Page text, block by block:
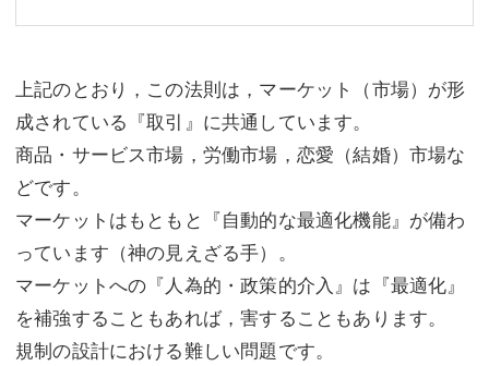
上記のとおり，この法則は，マーケット（市場）が形
成されている『取引』に共通しています。
商品・サービス市場，労働市場，恋愛（結婚）市場な
どです。
マーケットはもともと『自動的な最適化機能』が備わ
っています（神の見えざる手）。
マーケットへの『人為的・政策的介入』は『最適化』
を補強することもあれば，害することもあります。
規制の設計における難しい問題です。